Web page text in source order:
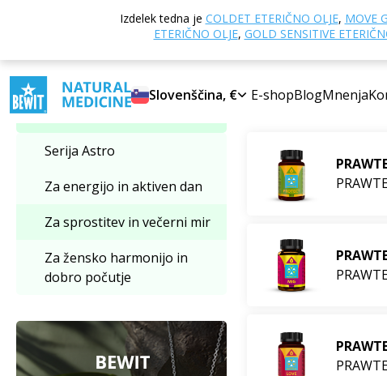
Izdelek tedna je COLDET ETERIČNO OLJE, MOVE
ETERIČNO OLJE, GOLD SENSITIVE
Slovenščina, € E-shopBlogMnenja
Za sprostitev in večerni
mir
Serija Astro
Za energijo in aktiven dan
Za sprostitev in večerni mir
Za žensko harmonijo in
dobro počutje
Domov
PRAWTEIN® –
Za sprostitev in
Najbolj